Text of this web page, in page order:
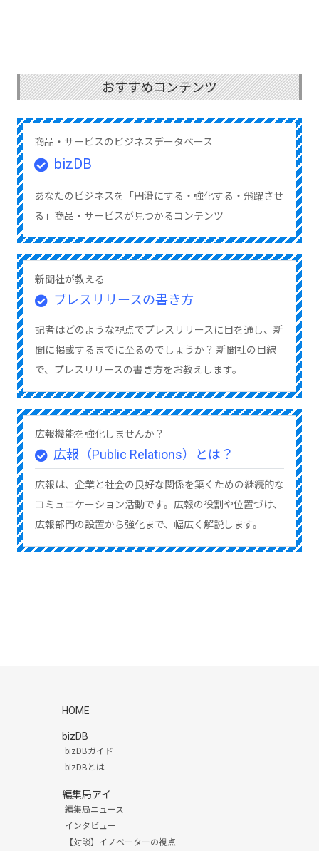
おすすめコンテンツ
商品・サービスのビジネスデータベース
bizDB
あなたのビジネスを「円滑にする・強化する・飛躍させ
る」商品・サービスが見つかるコンテンツ
新聞社が教える
プレスリリースの書き方
記者はどのような視点でプレスリリースに目を通し、新
聞に掲載するまでに至るのでしょうか？ 新聞社の目線
で、プレスリリースの書き方をお教えします。
広報機能を強化しませんか？
広報（Public Relations）とは？
広報は、企業と社会の良好な関係を築くための継続的な
コミュニケーション活動です。広報の役割や位置づけ、
広報部門の設置から強化まで、幅広く解説します。
HOME
bizDB
bizDBガイド
bizDBとは
編集局アイ
編集局ニュース
インタビュー
【対談】イノベーターの視点